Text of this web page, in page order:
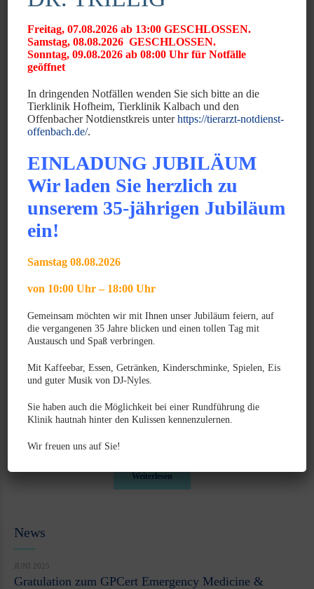
Welche Behandlungen gibt es?
Es stehen verschiedene Therapien zur Verfügung:
Medikamente: Hier wird ein Hemmstoff verabreicht, der
speziell für die Katze zugelassen ist. Die wiederholte
Blutkontrolle wird in der Klinik durchgeführt und
Dosis. Das Medikament wird während der gesamten
Lebensdauer täglich verabreicht. Nach erfolgreicher
Einstellung auf die beste Dosis müssen weiterhin
regelmäßig Blutkontrollen durchgeführt werden.
Eingriff kann nur bei zuvor stabilisierten Tieren
erforderliche zweite Operation.
Radio-/Jodtherapie: Hierbei wird radioaktives Jod
Therapie unterliegt den jeweiligen rechtlichen
nach einer Behandlung einige Tage in hierfür genehmigten
Weiterlesen
News
JUNI 2025
Gratulation zum GPCert Emergency Medicine &
Freitag, 07.08.2026 ab 13:00 GESCHLOSSEN.
Samstag, 08.08.2026 GESCHLOSSEN.
Sonntag, 09.08.2026 ab 08:00 Uhr für Notfälle
geöffnet
In dringenden Notfällen wenden Sie sich bitte an die
Tierklinik Hofheim, Tierklinik Kalbach und den
Offenbacher Notdienstkreis unterhttps://tierarzt-notdienst-
offenbach.de/.
EINLADUNG JUBILÄUM
Wir laden Sie herzlich zu
unserem 35-jährigen Jubiläum
ein!
Samstag 08.08.2026
von 10:00 Uhr – 18:00 Uhr
Gemeinsam möchten wir mit Ihnen unser Jubiläum feiern, auf
die vergangenen 35 Jahre blicken und einen tollen Tag mit
Austausch und Spaß verbringen.
Mit Kaffeebar, Essen, Getränken, Kinderschminke, Spielen, Eis
und guter Musik von DJ-Nyles.
Sie haben auch die Möglichkeit bei einer Rundführung die
Klinik hautnah hinter den Kulissen kennenzulernen.
Wir freuen uns auf Sie!